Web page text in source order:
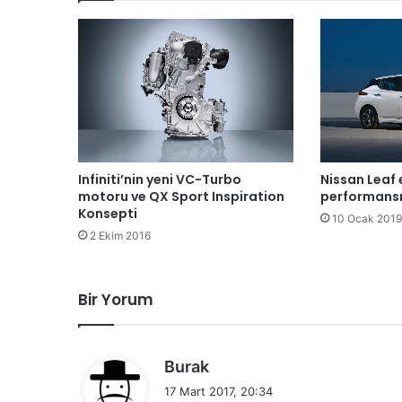
Infiniti’nin yeni VC-Turbo
motoru ve QX Sport Inspiration
Konsepti
2 Ekim 2016
Nissan Leaf
10 Ocak 2019
Bir Yorum
Burak
17 Mart 2017, 20:34